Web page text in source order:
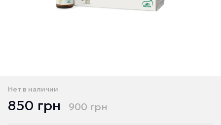
Нет в наличии
850 грн 900 грн